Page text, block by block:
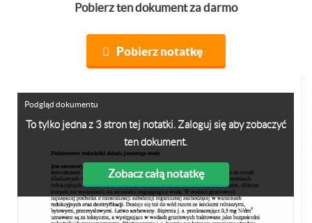
Pobierz ten dokument za darmo
Pobierz notatkę
To tylko jedna z 3 stron tej notatki. Zaloguj się aby zobaczyć
ten dokument.
Zobacz całą notatkę
Podgląd dokumentu